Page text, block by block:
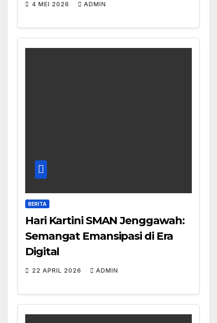
4 MEI 2026 ADMIN
BERITA
Hari Kartini SMAN Jenggawah:
Semangat Emansipasi di Era
Digital
22 APRIL 2026 ADMIN